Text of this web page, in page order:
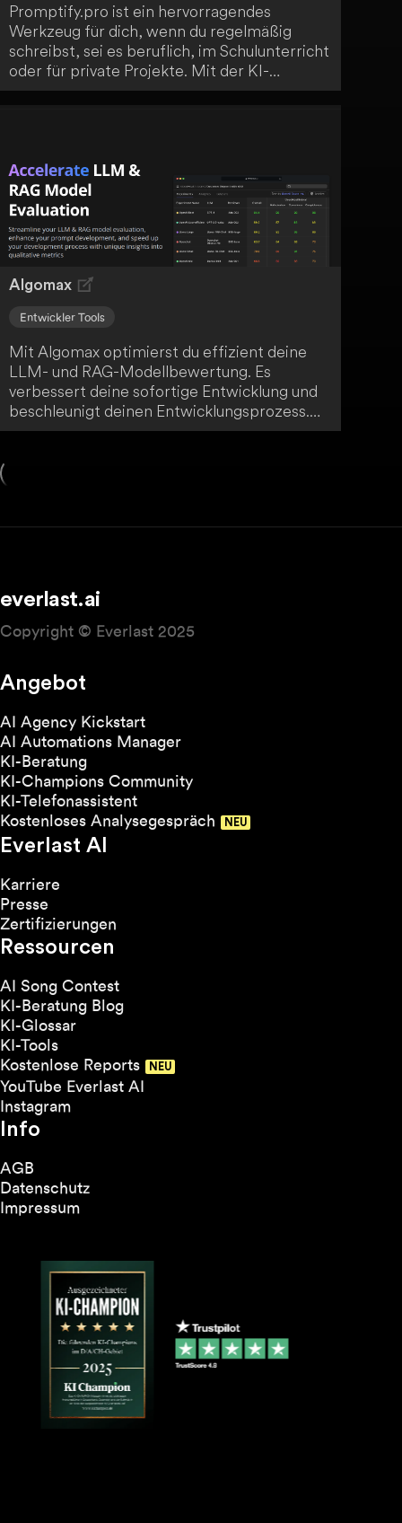
Promptify.pro ist ein hervorragendes
Werkzeug für dich, wenn du regelmäßig
schreibst, sei es beruflich, im Schulunterricht
oder für private Projekte. Mit der KI-
Unterstützung werden dir alternative
Algomax
Entwickler Tools
Mit Algomax optimierst du effizient deine
LLM- und RAG-Modellbewertung. Es
verbessert deine sofortige Entwicklung und
beschleunigt deinen Entwicklungsprozess.
Durch einzigartige Einblicke in qualitative
everlast.ai
Copyright © Everlast 2025
Angebot
AI Agency Kickstart
AI Automations Manager
KI-Beratung
KI-Champions Community
KI-Telefonassistent
Kostenloses Analysegespräch
Everlast AI
Karriere
Presse
Zertifizierungen
Ressourcen
AI Song Contest
KI-Beratung Blog
KI-Glossar
KI-Tools
Kostenlose Reports
YouTube Everlast AI
Instagram
Info
AGB
Datenschutz
Impressum